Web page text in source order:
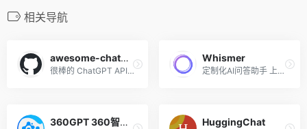
相关导航
awesome-chatgpt-api
很棒的 ChatGPT API，Github项目，精选的应用程序和工具列表，不仅使用新的 聊天GPT API ，还允许用户配置自己的 API 密钥 ，从而可以免费和按需使用自己的配额。
Whismer
定制化AI问答助手 上传资料训练专有AI
360GPT 360智脑全家桶 HuggingChat